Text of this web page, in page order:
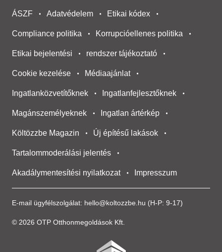
E-mail ügyfélszolgálat: hello@koltozzbe.hu (H-P: 9-17)
© 2026 OTP Otthonmegoldások Kft.
ÁSZF Adatvédelem Etikai kódex
Compliance politika Korrupcióellenes politika
Etikai bejelentési rendszer tájékoztató
Cookie kezelése Médiaajánlat
Ingatlanközvetítőknek Ingatlanfejlesztőknek
Magánszemélyeknek Ingatlan ártérkép
Költözzbe Magazin Új építésű lakások
Tartalommoderálási jelentés
Akadálymentesítési nyilatkozat Impresszum